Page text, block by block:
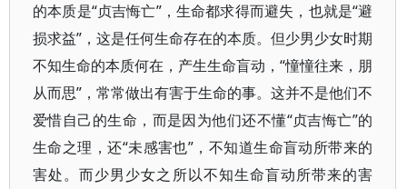
的本质是“贞吉悔亡”，生命都求得而避失，也就是“避
损求益”，这是任何生命存在的本质。但少男少女时期
不知生命的本质何在，产生生命盲动，“憧憧往来，朋
从而思”，常常做出有害于生命的事。这并不是他们不
爱惜自己的生命，而是因为他们还不懂“贞吉悔亡”的
生命之理，还“未感害也”，不知道生命盲动所带来的
害处。而少男少女之所以不知生命盲动所带来的害